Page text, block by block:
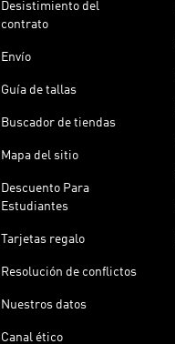
Desistimiento del
contrato
Envío
Guía de tallas
Buscador de tiendas
Mapa del sitio
Descuento Para
Estudiantes
Tarjetas regalo
Resolución de conflictos
Nuestros datos
Canal ético